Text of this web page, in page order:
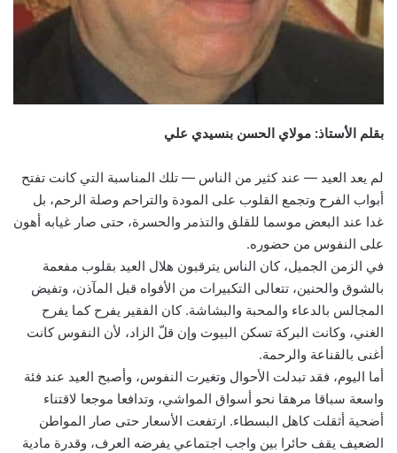
بقلم الأستاذ: مولاي الحسن بنسيدي علي
لم يعد العيد — عند كثير من الناس — تلك المناسبة التي كانت تفتح
أبواب الفرح وتجمع القلوب على المودة والتراحم وصلة الرحم، بل
غدا عند البعض موسما للقلق والتذمر والحسرة، حتى صار غيابه أهون
على النفوس من حضوره.
في الزمن الجميل، كان الناس يترقبون هلال العيد بقلوب مفعمة
بالشوق والحنين، تتعالى التكبيرات من الأفواه قبل المآذن، وتفيض
المجالس بالدعاء والمحبة والبشاشة. كان الفقير يفرح كما يفرح
الغني، وكانت البركة تسكن البيوت وإن قلّ الزاد، لأن النفوس كانت
أغنى بالقناعة والرحمة.
أما اليوم، فقد تبدلت الأحوال وتغيرت النفوس، وأصبح العيد عند فئة
واسعة سباقا مرهقا نحو أسواق المواشي، وتدافعا موجعا لاقتناء
أضحية أثقلت كاهل البسطاء. ارتفعت الأسعار حتى صار المواطن
الضعيف يقف حائرا بين واجب اجتماعي يفرضه العرف، وقدرة مادية